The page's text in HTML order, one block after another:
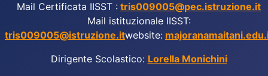
Mail Certificata IISST : tris009005@pec.istruzione.it
Mail istituzionale IISST:
tris009005@istruzione.itwebsite:
Dirigente Scolastico: Lorella Monichini